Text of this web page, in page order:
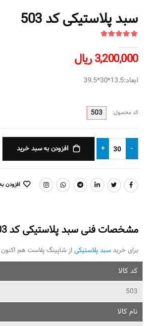
سبد پلاستیکی کد 503
3,200,000 ریال
ابعاد:13.5*30*39.5
کد محصول: 503
-
+ افزودن به سبد خرید
اشتراک گذاری: افزودن
مشخصات فنی سبد پلاستیکی کد 503
برای خریدسبد پلاستیکیاز شاپینگ پلاست هم اکنون
کد کالا
503
نام کالا